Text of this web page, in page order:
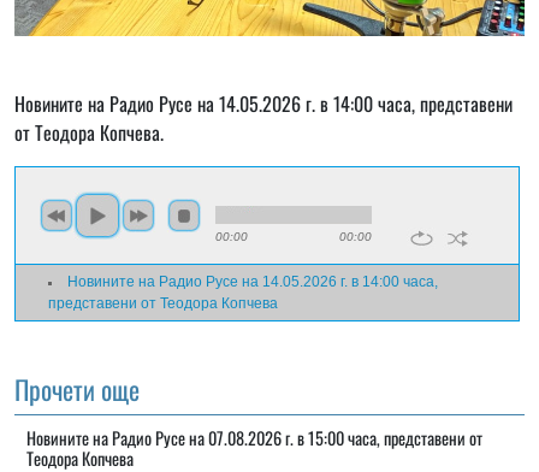
Новините на Радио Русе на 14.05.2026 г. в 14:00 часа, представени
от Теодора Копчева.
00:00 00:00
Новините на Радио Русе на 14.05.2026 г. в 14:00 часа,
представени от Теодора Копчева
Прочети още
Новините на Радио Русе на 07.08.2026 г. в 15:00 часа, представени от
Теодора Копчева